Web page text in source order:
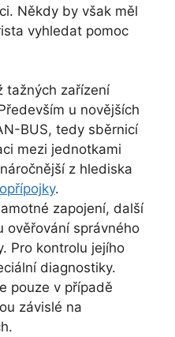
Někdy by však měl
vyhledat pomoc
tažných zařízení
u novějších
BUS, tedy sběrnicí
mezi jednotkami
z hlediska
.
zapojení, další
ověřování správného
Pro kontrolu jejího
diagnostiky.
pouze v případě
závislé na